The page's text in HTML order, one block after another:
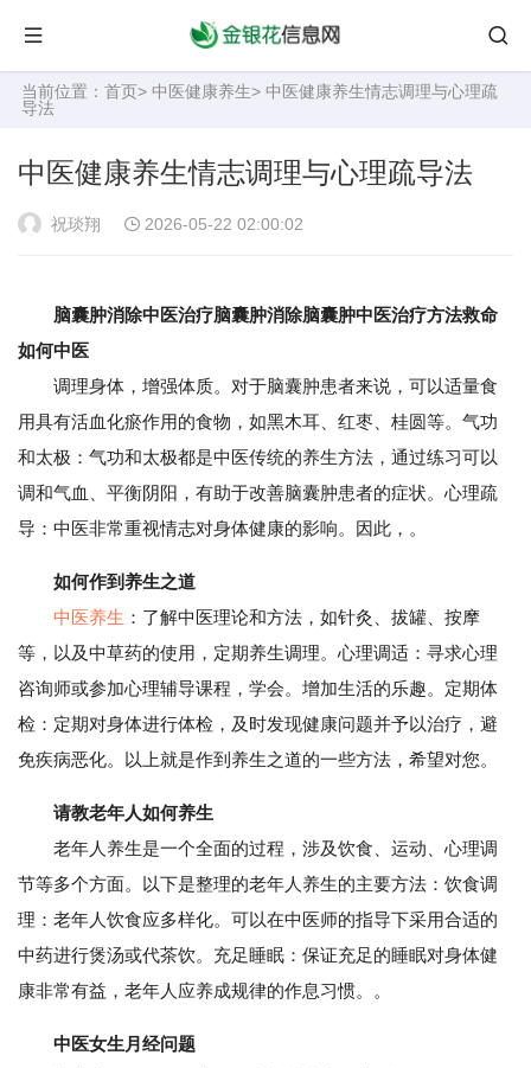
当前位置： 首页> 中医健康养生> 中医健康养生情志调理与心理疏
导法
中医健康养生情志调理与心理疏导法
祝琰翔 2026-05-22 02:00:02
脑囊肿消除中医治疗脑囊肿消除脑囊肿中医治疗方法救命
如何中医
调理身体，增强体质。对于脑囊肿患者来说，可以适量食
用具有活血化瘀作用的食物，如黑木耳、红枣、桂圆等。气功
和太极：气功和太极都是中医传统的养生方法，通过练习可以
调和气血、平衡阴阳，有助于改善脑囊肿患者的症状。心理疏
导：中医非常重视情志对身体健康的影响。因此，。
如何作到养生之道
中医养生 ：了解中医理论和方法，如针灸、拔罐、按摩
等，以及中草药的使用，定期养生调理。心理调适：寻求心理
咨询师或参加心理辅导课程，学会。增加生活的乐趣。定期体
检：定期对身体进行体检，及时发现健康问题并予以治疗，避
免疾病恶化。以上就是作到养生之道的一些方法，希望对您。
请教老年人如何养生
老年人养生是一个全面的过程，涉及饮食、运动、心理调
节等多个方面。以下是整理的老年人养生的主要方法：饮食调
理：老年人饮食应多样化。可以在中医师的指导下采用合适的
中药进行煲汤或代茶饮。充足睡眠：保证充足的睡眠对身体健
康非常有益，老年人应养成规律的作息习惯。。
中医女生月经问题